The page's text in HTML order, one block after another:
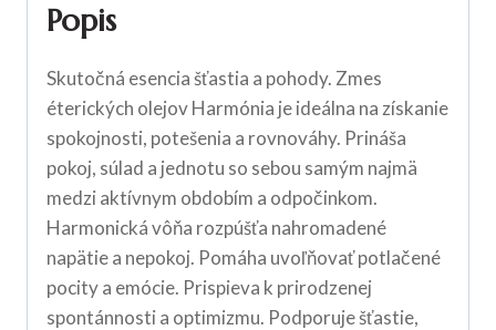
Popis
Skutočná esencia šťastia a pohody. Zmes
éterických olejov Harmónia je ideálna na získanie
spokojnosti, potešenia a rovnováhy. Prináša
pokoj, súlad a jednotu so sebou samým najmä
medzi aktívnym obdobím a odpočinkom.
Harmonická vôňa rozpúšťa nahromadené
napätie a nepokoj. Pomáha uvoľňovať potlačené
pocity a emócie. Prispieva k prirodzenej
spontánnosti a optimizmu. Podporuje šťastie,